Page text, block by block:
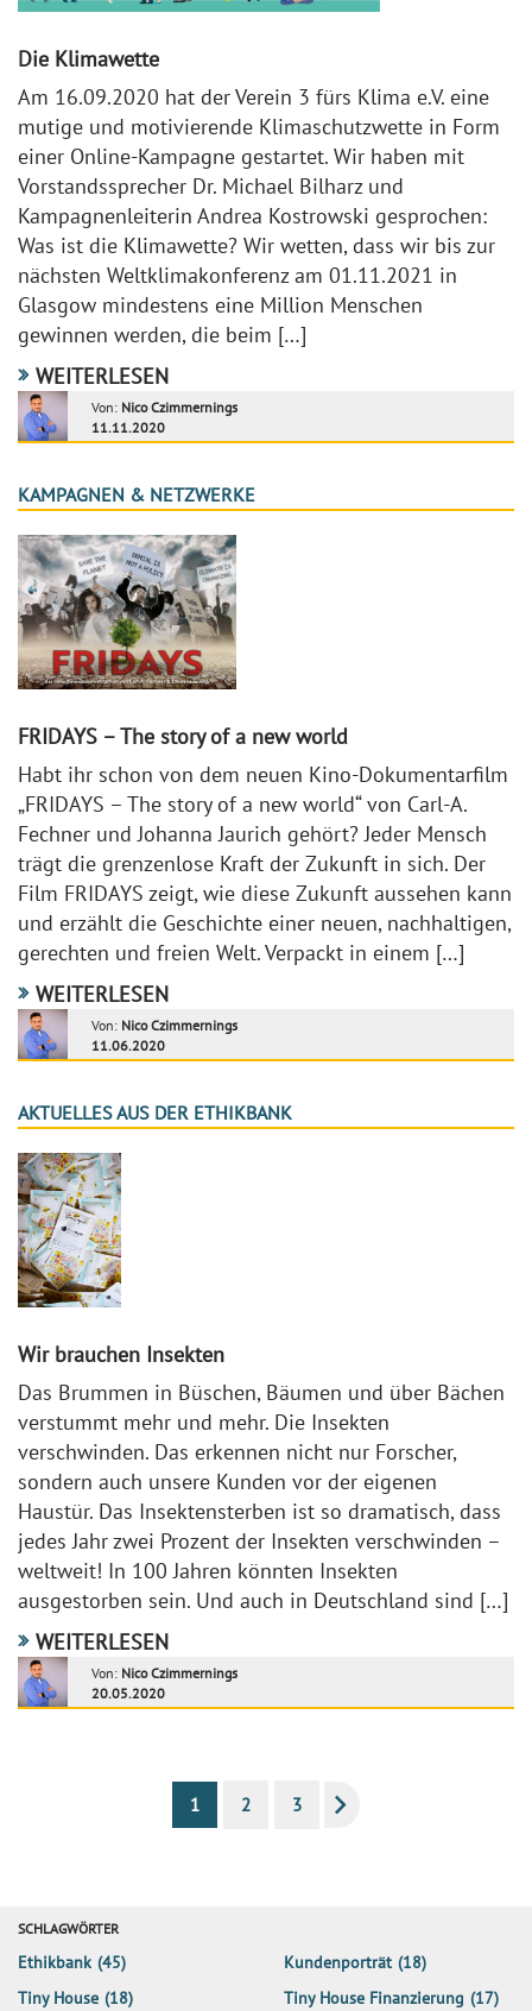
Die Klimawette
Am 16.09.2020 hat der Verein 3 fürs Klima e.V. eine
mutige und motivierende Klimaschutzwette in Form
einer Online-Kampagne gestartet. Wir haben mit
Vorstandssprecher Dr. Michael Bilharz und
Kampagnenleiterin Andrea Kostrowski gesprochen:
Was ist die Klimawette? Wir wetten, dass wir bis zur
nächsten Weltklimakonferenz am 01.11.2021 in
Glasgow mindestens eine Million Menschen
gewinnen werden, die beim […]
WEITERLESEN
Von: Nico Czimmernings
11.11.2020
KAMPAGNEN & NETZWERKE
FRIDAYS – The story of a new world
Habt ihr schon von dem neuen Kino-Dokumentarfilm
„FRIDAYS – The story of a new world“ von Carl-A.
Fechner und Johanna Jaurich gehört? Jeder Mensch
trägt die grenzenlose Kraft der Zukunft in sich. Der
Film FRIDAYS zeigt, wie diese Zukunft aussehen kann
und erzählt die Geschichte einer neuen, nachhaltigen,
gerechten und freien Welt. Verpackt in einem […]
WEITERLESEN
Von: Nico Czimmernings
11.06.2020
AKTUELLES AUS DER ETHIKBANK
Wir brauchen Insekten
Das Brummen in Büschen, Bäumen und über Bächen
verstummt mehr und mehr. Die Insekten
verschwinden. Das erkennen nicht nur Forscher,
sondern auch unsere Kunden vor der eigenen
Haustür. Das Insektensterben ist so dramatisch, dass
jedes Jahr zwei Prozent der Insekten verschwinden –
weltweit! In 100 Jahren könnten Insekten
ausgestorben sein. Und auch in Deutschland sind […]
WEITERLESEN
Von: Nico Czimmernings
20.05.2020
1 2 3
SCHLAGWÖRTER
Ethikbank (45) Kundenporträt (18)
Tiny House (18) Tiny House Finanzierung (17)